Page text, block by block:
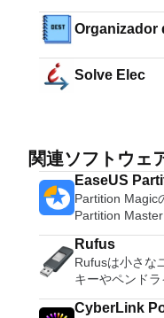
Organizador
Solve Elec
関連ソフトウェ
EaseUS
Partition Magic
Partition
オールインワ
ションおよびデ
ィです。パー
ステムドライ
理、MBRおよ
Rufus
Rufusは小さな
キーやペンドラ
などの起動可
ブをフォーマッ
CyberLink